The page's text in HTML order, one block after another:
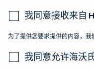
我同意接收来自
为了提供您要求提供的内容，我
我同意允许海沃